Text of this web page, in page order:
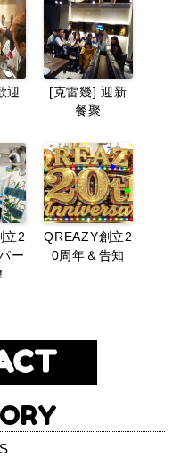
迎
[克雷幾] 迎新
餐聚
立2
ー
QREAZY創立2
0周年＆告知